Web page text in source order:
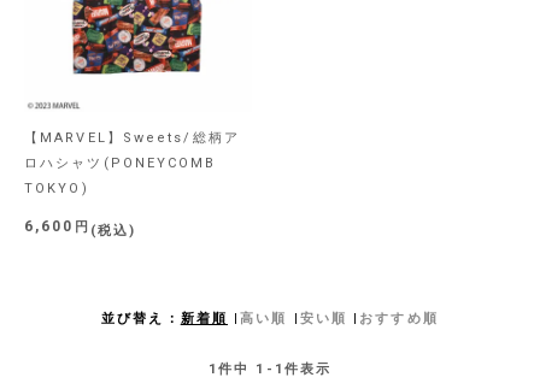
【MARVEL】Sweets/総柄ア
ロハシャツ(PONEYCOMB
TOKYO)
6,600 税込
並び替え 新着順 高い順 安い順 おすすめ順
1件中 1 - 1 件表示